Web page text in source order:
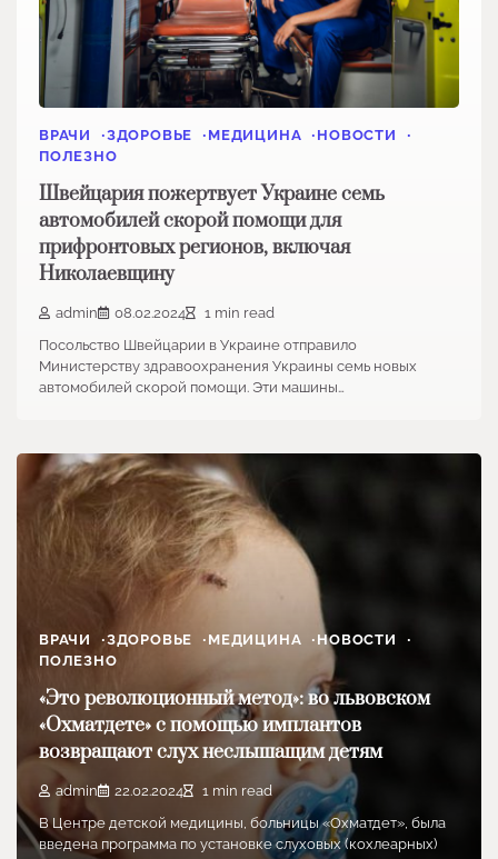
ВРАЧИ ЗДОРОВЬЕ МЕДИЦИНА
НОВОСТИ
ПОЛЕЗНО
Швейцария пожертвует Украине семь
автомобилей скорой помощи для
прифронтовых регионов, включая
Николаевщину
admin 08.02.2024
1 min read
Посольство Швейцарии в Украине отправило
Министерству здравоохранения Украины семь новых
автомобилей скорой помощи. Эти машины…
ВРАЧИ ЗДОРОВЬЕ МЕДИЦИНА
НОВОСТИ
ПОЛЕЗНО
«Это революционный метод»: во львовском
«Охматдете» с помощью имплантов
возвращают слух неслышащим детям
admin 22.02.2024
1 min read
В Центре детской медицины, больницы «Охматдет», была
введена программа по установке слуховых (кохлеарных)